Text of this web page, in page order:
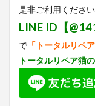
是非ご利用ください
LINE ID【
で 「トータルリペ
トータルリペア猫